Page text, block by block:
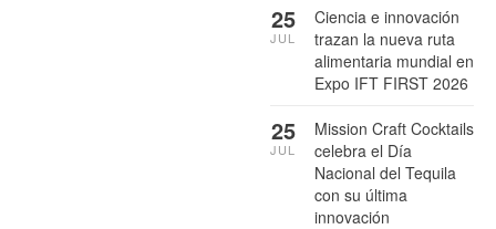
Ciencia e innovación
trazan la nueva ruta
alimentaria mundial en
Expo IFT FIRST 2026
25
JUL
Mission Craft Cocktails
celebra el Día
Nacional del Tequila
con su última
innovación
25
JUL